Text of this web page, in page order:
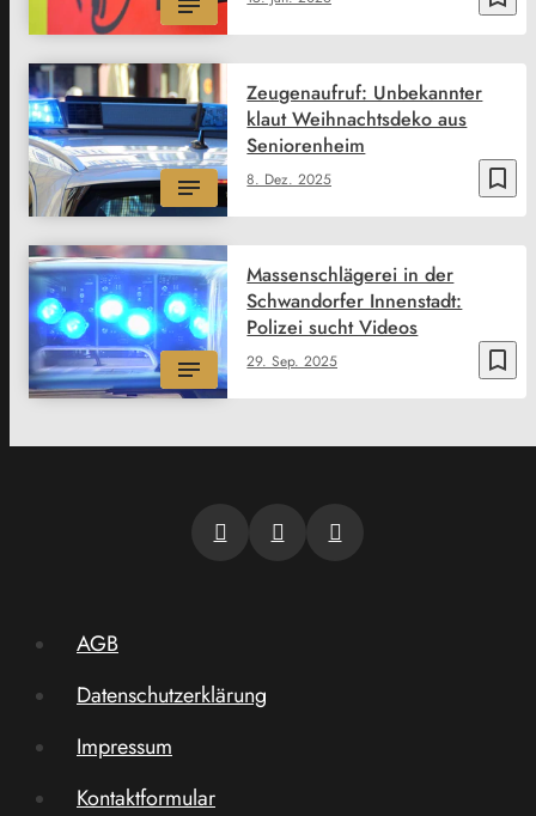
bookmark_border
8. Dez. 2025
Zeugenaufruf: Unbekannter
klaut Weihnachtsdeko aus
Seniorenheim
bookmark_border
29. Sep. 2025
Massenschlägerei in der
Schwandorfer Innenstadt:
Polizei sucht Videos
AGB
Datenschutzerklärung
Impressum
Kontaktformular